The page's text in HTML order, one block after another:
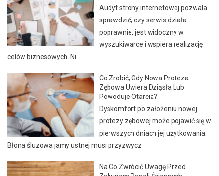
Audyt strony internetowej pozwala
sprawdzić, czy serwis działa
poprawnie, jest widoczny w
wyszukiwarce i wspiera realizację
celów biznesowych. Ni
Co Zrobić, Gdy Nowa Proteza
Zębowa Uwiera Dziąsła Lub
Powoduje Otarcia?
Dyskomfort po założeniu nowej
protezy zębowej może pojawić się w
pierwszych dniach jej użytkowania.
Błona śluzowa jamy ustnej musi przyzwycz
Na Co Zwrócić Uwagę Przed